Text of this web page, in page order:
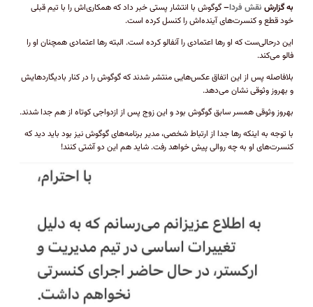
به گزارش نقش فردا–گوگوش با انتشار پستی خبر داد که همکاری‌اش را با تیم قبلی
خود قطع و کنسرت‌های آینده‌اش را کنسل کرده است.
این درحالی‌ست که او رها اعتمادی را آنفالو کرده است. البته رها اعتمادی همچنان او را
فالو می‌کند.
بلافاصله پس از این اتفاق عکس‌هایی منتشر شدند که گوگوش را در کنار بادیگاردهایش
و بهروز وثوقی نشان می‌دهد.
بهروز وثوقی همسر سابق گوگوش بود و این زوج پس از ازدواجی کوتاه از هم جدا شدند.
با توجه به اینکه رها جدا از ارتباط شخصی، مدیر برنامه‌های گوگوش نیز بود باید دید که
کنسرت‌های او به چه روالی پیش خواهد رفت. شاید هم این دو آشتی کنند!